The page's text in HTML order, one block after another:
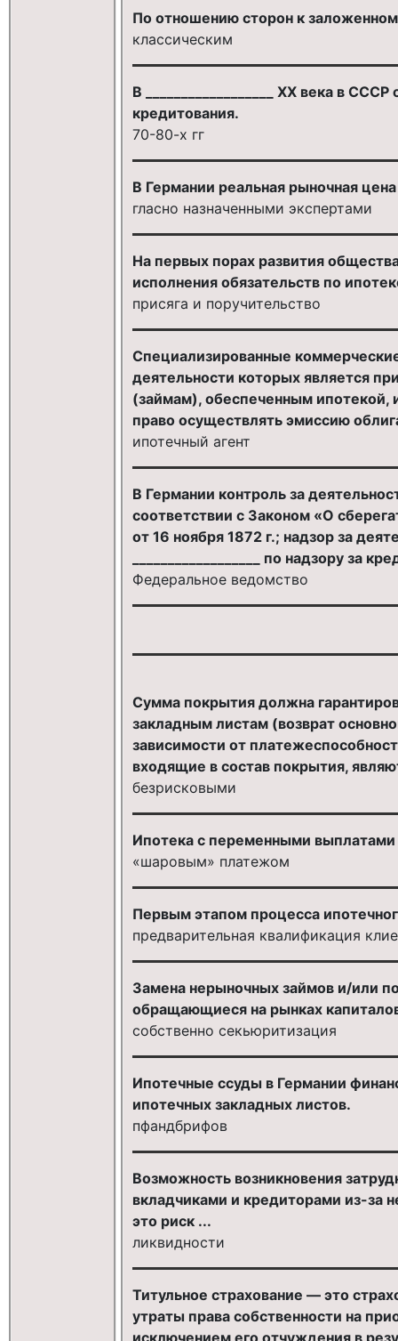
По отношению сторон к
классическим
В __________________ XX века в
кредитования.
70-80-х гг
В Германии реальная рыночная
гласно назначенными экспертами
На первых порах развития
исполнения обязательств по
присяга и поручительство
Специализированные
деятельности которых является
(займам), обеспеченным ипотекой,
право осуществлять эмиссию
ипотечный агент
В Германии контроль за
соответствии с Законом «О
от 16 ноября 1872 г.; надзор за
__________________ по надзору за
Федеральное ведомство
Сумма покрытия должна
закладным листам (возврат
зависимости от
входящие в состав покрытия,
безрисковыми
Ипотека с переменными выплатами
«шаровым» платежом
Первым этапом процесса
предварительная квалификация
Замена нерыночных займов и/или
обращающиеся на рынках
собственно секьюритизация
Ипотечные ссуды в Германии
ипотечных закладных листов.
пфандбрифов
Возможность возникновения
вкладчиками и кредиторами из-за
это риск ...
ликвидности
Титульное страхование — это
утраты права собственности на
исключением его отчуждения в